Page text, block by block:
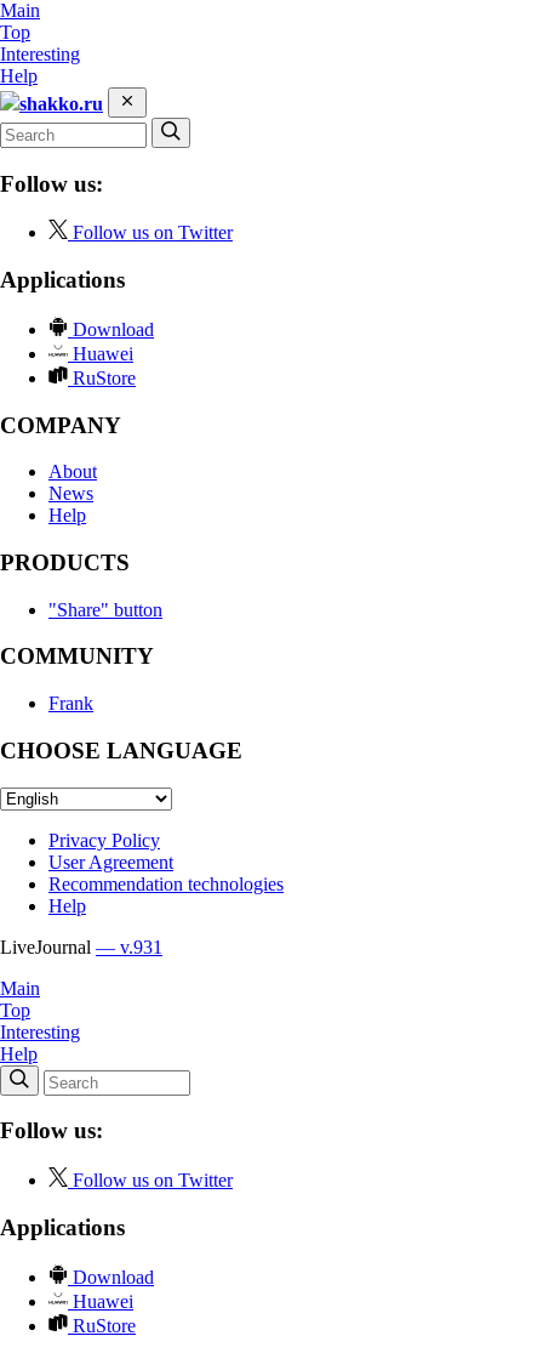
Main
Top
Interesting
Help
shakko.ru
Follow us:
Follow us on Twitter
Applications
Download
Huawei
RuStore
COMPANY
About
News
Help
PRODUCTS
"Share" button
COMMUNITY
Frank
CHOOSE LANGUAGE
Privacy Policy
User Agreement
Recommendation technologies
Help
LiveJournal — v.931
Main
Top
Interesting
Help
Follow us:
Follow us on Twitter
Applications
Download
Huawei
RuStore